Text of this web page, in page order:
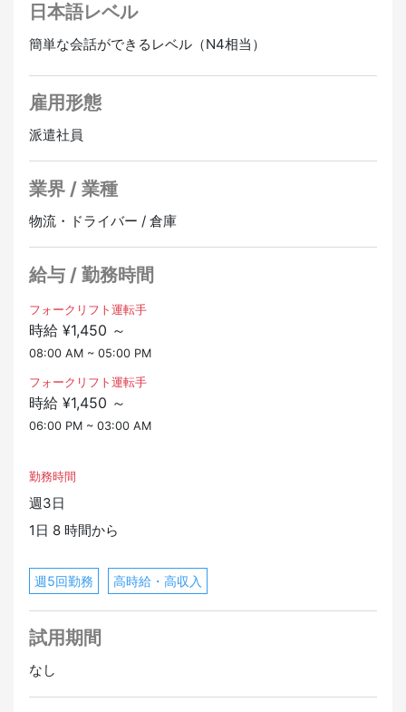
日本語レベル
簡単な会話ができるレベル（N4相当）
雇用形態
派遣社員
業界 / 業種
物流・ドライバー / 倉庫
給与 / 勤務時間
フォークリフト運転手
時給 ¥1,450 ～
08:00 AM ~ 05:00 PM
フォークリフト運転手
時給 ¥1,450 ～
06:00 PM ~ 03:00 AM
勤務時間
週3日
1日 8 時間から
週5回勤務 高時給・高収入
試用期間
なし